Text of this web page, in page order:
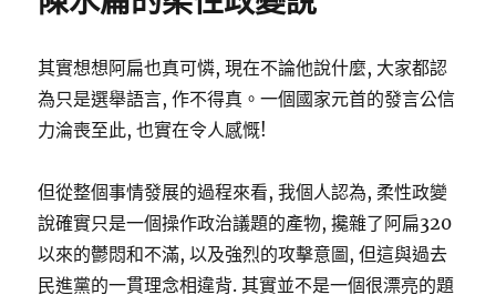
其實想想阿扁也真可憐, 現在不論他說什麼, 大家都認
為只是選舉語言, 作不得真。一個國家元首的發言公信
力淪喪至此, 也實在令人感慨!
但從整個事情發展的過程來看, 我個人認為, 柔性政變
說確實只是一個操作政治議題的產物, 攙雜了阿扁320
以來的鬱悶和不滿, 以及強烈的攻擊意圖, 但這與過去
民進黨的一貫理念相違背. 其實並不是一個很漂亮的題